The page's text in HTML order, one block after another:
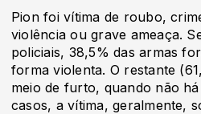
Pion foi vítima de roubo,
violência ou grave ameaça.
policiais, 38,5% das armas
forma violenta. O restante
meio de furto, quando não
casos, a vítima, geralmente,